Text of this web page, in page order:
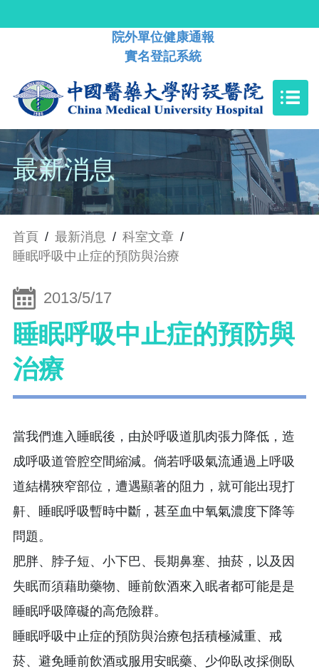
院外單位健康通報
實名登記系統
最新消息
首頁 / 最新消息 / 科室文章 /
睡眠呼吸中止症的預防與治療
2013/5/17
睡眠呼吸中止症的預防與
治療
當我們進入睡眠後，由於呼吸道肌肉張力降低，造
成呼吸道管腔空間縮減。倘若呼吸氣流通過上呼吸
道結構狹窄部位，遭遇顯著的阻力，就可能出現打
鼾、睡眠呼吸暫時中斷，甚至血中氧氣濃度下降等
問題。
肥胖、脖子短、小下巴、長期鼻塞、抽菸，以及因
失眠而須藉助藥物、睡前飲酒來入眠者都可能是是
睡眠呼吸障礙的高危險群。
睡眠呼吸中止症的預防與治療包括積極減重、戒
菸、避免睡前飲酒或服用安眠藥、少仰臥改採側臥